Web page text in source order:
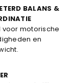
BALANS &
voor motorische
en